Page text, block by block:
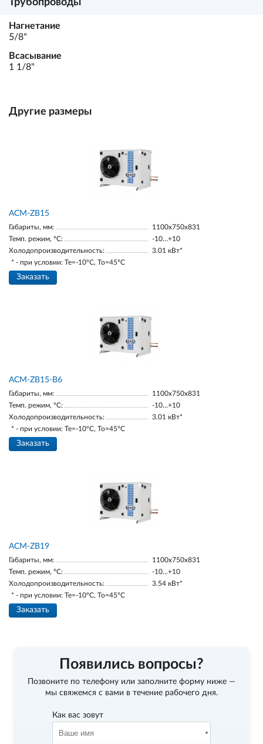
Трубопроводы
Нагнетание
5/8"
Всасывание
1 1/8"
Другие размеры
ACM-ZB15
Габариты, мм:
1100х750х831
Темп. режим, °С:
-10…+10
Холодопроизводительность:
3.01 кВт*
* - при условии: Te=-10ºC, To=45ºC
Заказать
ACM-ZB15-В6
Габариты, мм:
1100х750х831
Темп. режим, °С:
-10…+10
Холодопроизводительность:
3.01 кВт*
* - при условии: Te=-10ºC, To=45ºC
Заказать
ACM-ZB19
Габариты, мм:
1100х750х831
Темп. режим, °С:
-10...+10
Холодопроизводительность:
3.54 кВт*
* - при условии: Te=-10ºC, To=45ºC
Заказать
Появились вопросы?
Позвоните по телефону или заполните форму ниже —
мы свяжемся с вами в течение рабочего дня.
Как вас зовут